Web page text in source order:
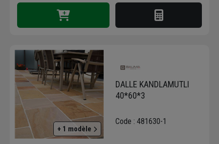
+ 1 modèle
DALLE KANDLAMUTLI
40*60*3
Code : 481630-1